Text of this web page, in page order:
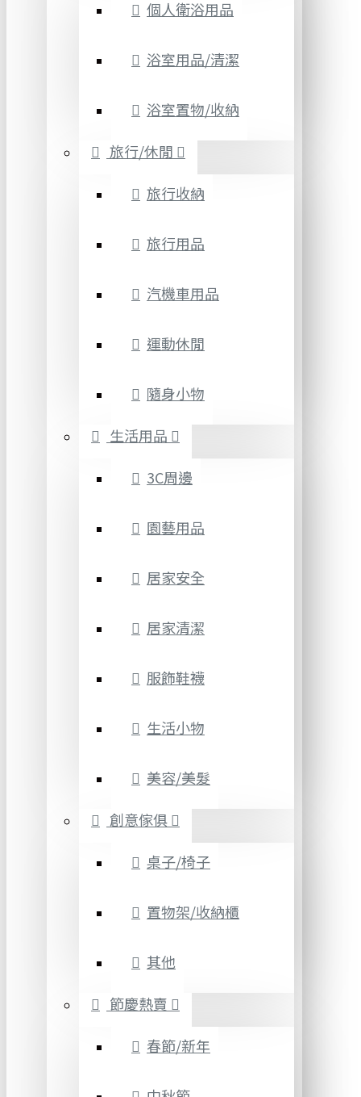
個人衛浴用品
浴室用品/清潔
浴室置物/收納
旅行/休閒
旅行收納
旅行用品
汽機車用品
運動休閒
隨身小物
生活用品
3C周邊
園藝用品
居家安全
居家清潔
服飾鞋襪
生活小物
美容/美髮
創意傢俱
桌子/椅子
置物架/收納櫃
其他
節慶熱賣
春節/新年